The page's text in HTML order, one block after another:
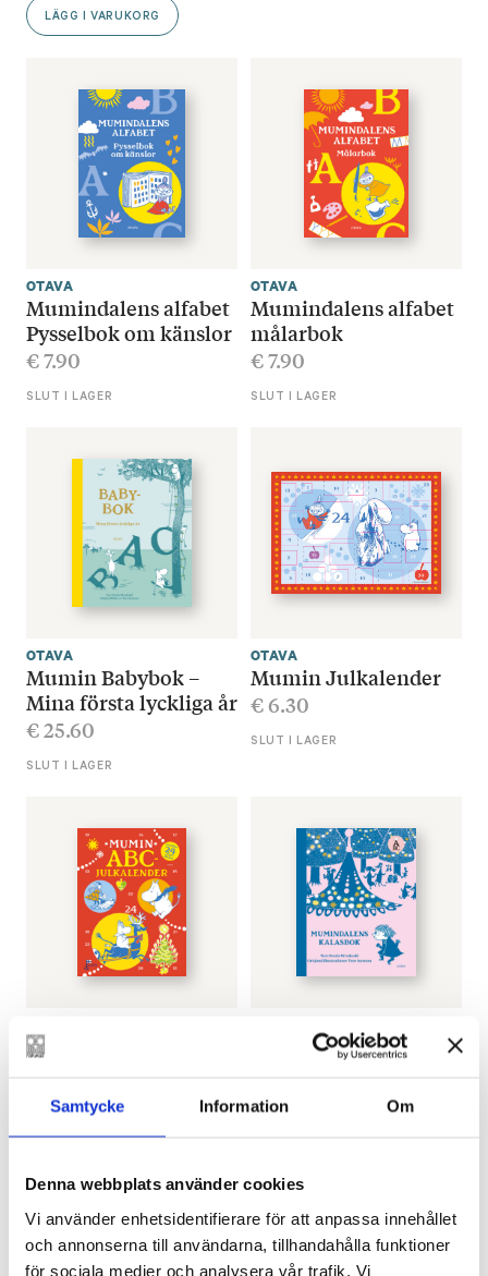
Samtycke Information Om
Denna webbplats använder cookies
Vi använder enhetsidentifierare för att anpassa innehållet
och annonserna till användarna, tillhandahålla funktioner
för sociala medier och analysera vår trafik. Vi
LÄGG I VARUKORG
OTAVA
Mumindalens alfabet
Pysselbok om känslor
€7.90
SLUT I LAGER
OTAVA
Mumindalens alfabet
målarbok
€7.90
SLUT I LAGER
OTAVA
Mumin Babybok –
Mina första lyckliga år
€25.60
SLUT I LAGER
OTAVA
Mumin Julkalender
€6.30
SLUT I LAGER
Mumin Julkalender
27.20
SLUT I LAGER
Mumindalens
€27.95